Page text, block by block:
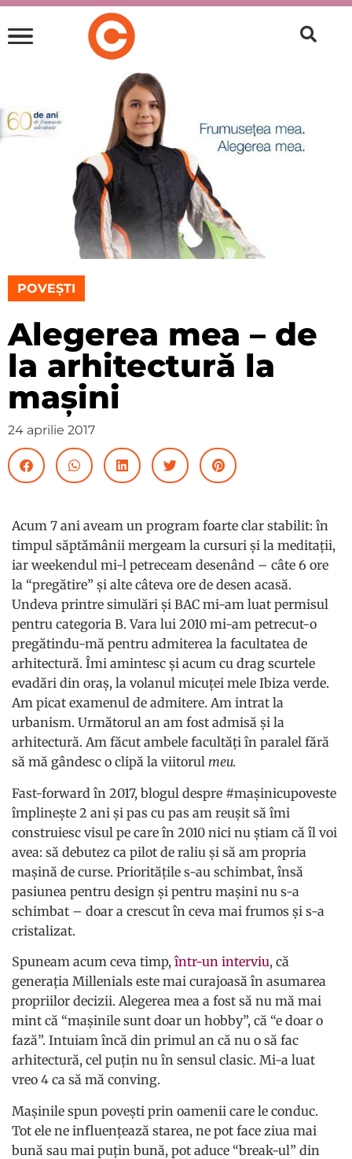
POVEȘTI
Alegerea mea – de
la arhitectură la
mașini
24 aprilie 2017
Acum 7 ani aveam un program foarte clar stabilit: în
timpul săptămânii mergeam la cursuri și la meditații,
iar weekendul mi-l petreceam desenând – câte 6 ore
la “pregătire” și alte câteva ore de desen acasă.
Undeva printre simulări și BAC mi-am luat permisul
pentru categoria B. Vara lui 2010 mi-am petrecut-o
pregătindu-mă pentru admiterea la facultatea de
arhitectură. Îmi amintesc și acum cu drag scurtele
evadări din oraș, la volanul micuței mele Ibiza verde.
Am picat examenul de admitere. Am intrat la
urbanism. Următorul an am fost admisă și la
arhitectură. Am făcut ambele facultăți în paralel fără
să mă gândesc o clipă la viitorul meu.
Fast-forward în 2017, blogul despre #mașinicupoveste
împlinește 2 ani și pas cu pas am reușit să îmi
construiesc visul pe care în 2010 nici nu știam că îl voi
avea: să debutez ca pilot de raliu și să am propria
mașină de curse. Prioritățile s-au schimbat, însă
pasiunea pentru design și pentru mașini nu s-a
schimbat – doar a crescut în ceva mai frumos și s-a
cristalizat.
Spuneam acum ceva timp, într-un interviu, că
generația Millenials este mai curajoasă în asumarea
propriilor decizii. Alegerea mea a fost să nu mă mai
mint că “mașinile sunt doar un hobby”, că “e doar o
fază”. Intuiam încă din primul an că nu o să fac
arhitectură, cel puțin nu în sensul clasic. Mi-a luat
vreo 4 ca să mă conving.
Mașinile spun povești prin oamenii care le conduc.
Tot ele ne influențează starea, ne pot face ziua mai
bună sau mai puțin bună, pot aduce “break-ul” din